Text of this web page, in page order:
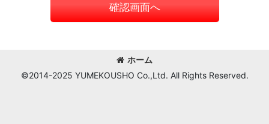
確認画面へ
ホーム
©2014-2025 YUMEKOUSHO Co.,Ltd. All Rights Reserved.